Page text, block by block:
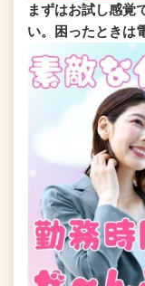
まずはお試し感覚
い。困ったときは